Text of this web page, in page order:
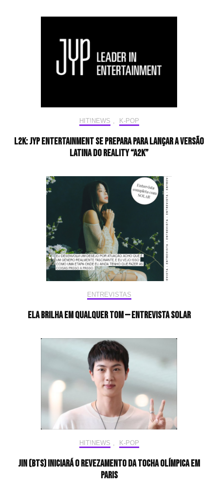
HIT!NEWS , K-POP
L2K: JYP Entertainment se prepara para lançar a versão
latina do reality “A2K”
ENTREVISTAS
Ela brilha em qualquer tom — Entrevista Solar
HIT!NEWS , K-POP
Jin (BTS) iniciará o revezamento da tocha olímpica em
Paris